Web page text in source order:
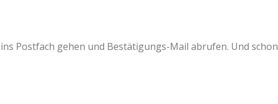
Postfach gehen und Bestätigungs-Mail abrufen. Und schon